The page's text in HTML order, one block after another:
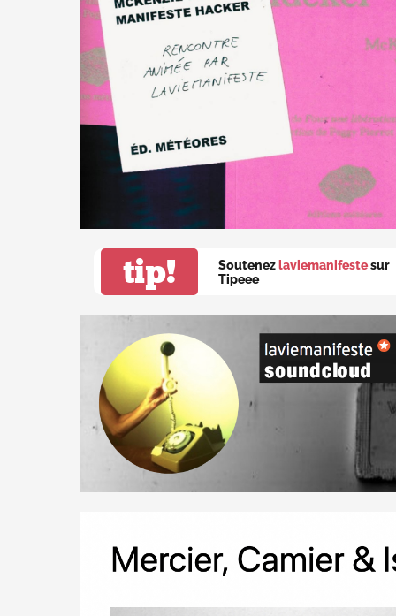
tip! Soutenez laviemanifestesur
Tipeee